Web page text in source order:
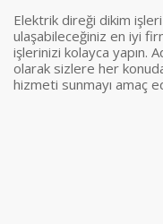
Elektrik direği dikim
ulaşabileceğiniz en iyi
işlerinizi kolayca yapın.
olarak sizlere her
hizmeti sunmayı amaç